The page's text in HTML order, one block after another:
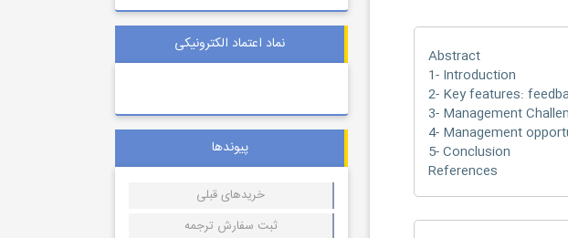
Abstract
1- Introduction
2- Key features:
3- Management
4- Management
5- Conclusion
References
نماد اعتماد الکترونیکی
پیوندها
خریدهای قبلی
ثبت سفارش ترجمه